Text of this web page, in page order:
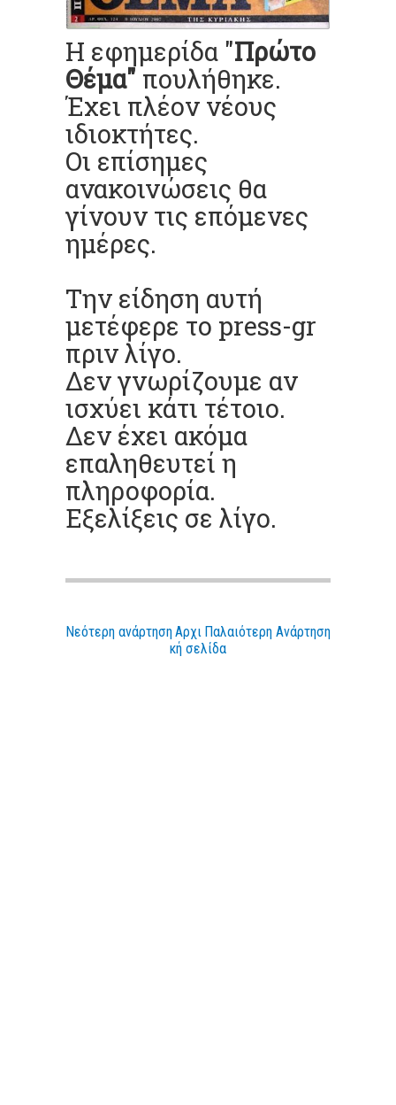
Η εφημερίδα "Πρώτο
Θέμα" πουλήθηκε.
Έχει πλέον νέους
ιδιοκτήτες.
Οι επίσημες
ανακοινώσεις θα
γίνουν τις επόμενες
ημέρες.
Την είδηση αυτή
μετέφερε το press-gr
πριν λίγο.
Δεν γνωρίζουμε αν
ισχύει κάτι τέτοιο.
Δεν έχει ακόμα
επαληθευτεί η
πληροφορία.
Εξελίξεις σε λίγο.
Νεότερη ανάρτηση Παλαιότερη Ανάρτηση
Αρχι
κή σελίδα